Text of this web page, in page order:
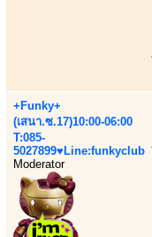
+Funky+
(เสนา.ซ.17)10:00-06:00
T:085-
5027899♥Line:funkyclub
Moderator